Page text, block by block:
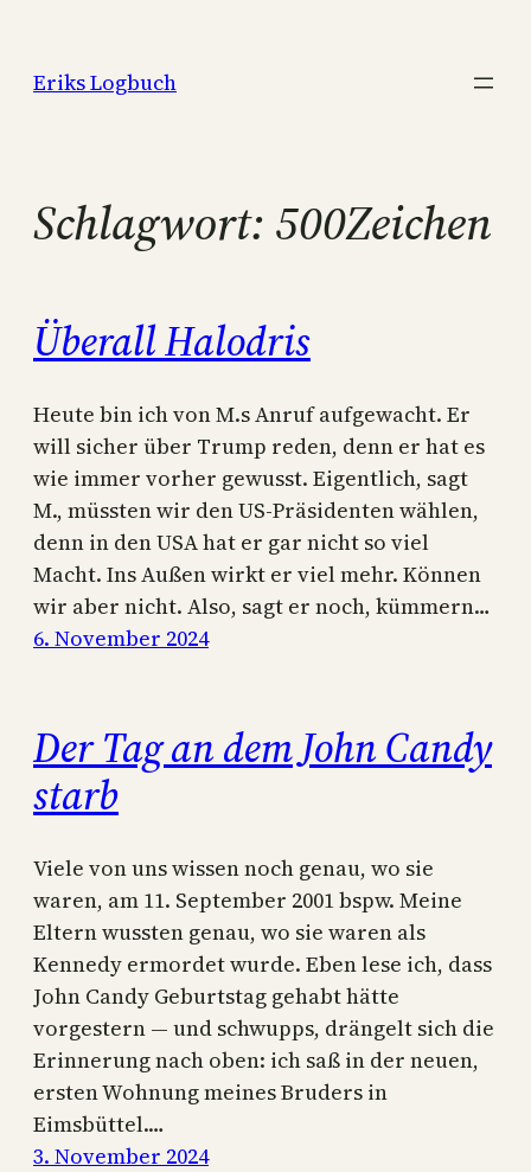
springen
Eriks Logbuch
Schlagwort: 500Zeichen
Überall Halodris
Heute bin ich von M.s Anruf aufgewacht. Er
will sicher über Trump reden, denn er hat es
wie immer vorher gewusst. Eigentlich, sagt
M., müssten wir den US-Präsidenten wählen,
denn in den USA hat er gar nicht so viel
Macht. Ins Außen wirkt er viel mehr. Können
wir aber nicht. Also, sagt er noch, kümmern…
6. November 2024
Der Tag an dem John Candy
starb
Viele von uns wissen noch genau, wo sie
waren, am 11. September 2001 bspw. Meine
Eltern wussten genau, wo sie waren als
Kennedy ermordet wurde. Eben lese ich, dass
John Candy Geburtstag gehabt hätte
vorgestern — und schwupps, drängelt sich die
Erinnerung nach oben: ich saß in der neuen,
ersten Wohnung meines Bruders in
Eimsbüttel.…
3. November 2024